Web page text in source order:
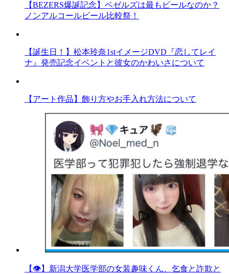
【BEZERS爆誕記念】ベゼルズは最もビールなのか？
ノンアルコールビール比較祭！
【誕生日！】松本玲奈1stイメージDVD『恋してレイ
ナ』発売記念イベントと彼女のかわいさについて
【アート作品】飾り方やお手入れ方法について
【👁】新潟大学医学部の女装趣味くん、乞食と詐欺と